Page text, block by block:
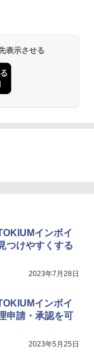
表示させる
インボイ
つけやすくする
2023年7月28日
インボイ
申請・承認を可
2023年5月25日